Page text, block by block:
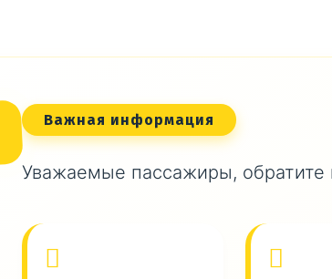
Важная информация
Уважаемые пассажиры,